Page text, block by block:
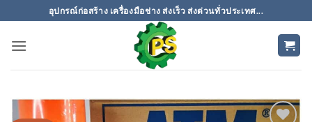
ไป
อุปกรณ์ก่อสร้าง เครื่องมือช่าง ส่งเร็ว ส่งด่วนทั่วประเทศ...